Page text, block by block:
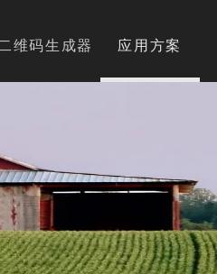
维码生成器 应用方案